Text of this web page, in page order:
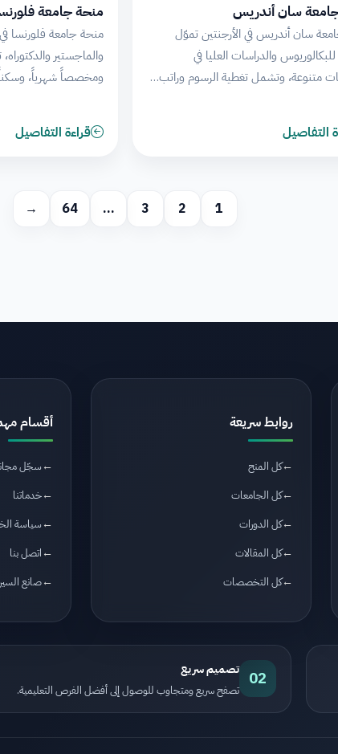
سان أندريس
سان أندريس في الأرجنتين تموّل
والدراسات العليا في
متنوعة، وتشمل تغطية الرسوم وراتب…
التفاصيل
منحة جامعة
منحة جامعة فلورنسا في
والماجستير
ومخصصاً شهرياً، وسكناً
قراءة التفاصيل
1
2
3
…
64
→
روابط سريعة
كل المنح
كل الجامعات
كل الدورات
كل المقالات
كل التخصصات
أقسام
سجّل
خدماتنا
سياسة
اتصل بنا
صانع
02 تصميم سريع
تصفح سريع ومتجاوب للوصول إلى أفضل الفرص التعليمية.